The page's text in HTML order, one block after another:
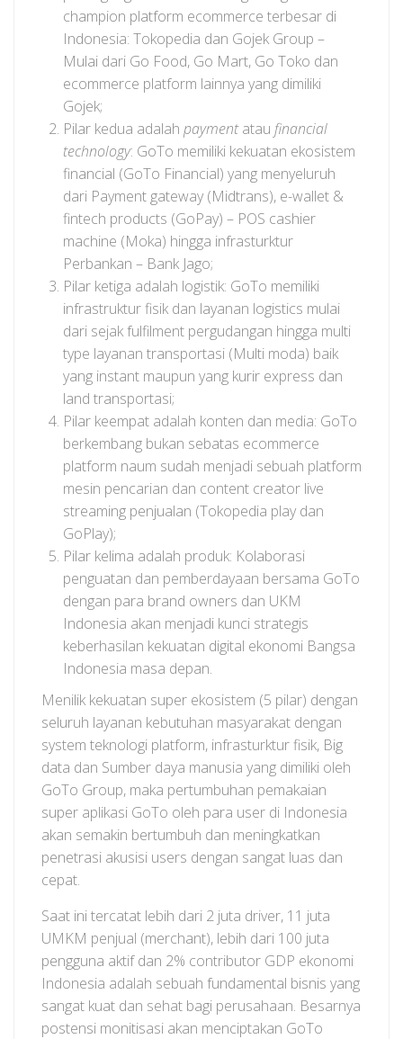
champion platform ecommerce terbesar di
Indonesia: Tokopedia dan Gojek Group –
Mulai dari Go Food, Go Mart, Go Toko dan
ecommerce platform lainnya yang dimiliki
Gojek;
Pilar kedua adalah paymentatau financial
technology: GoTo memiliki kekuatan ekosistem
financial (GoTo Financial) yang menyeluruh
dari Payment gateway (Midtrans), e-wallet &
fintech products (GoPay) – POS cashier
machine (Moka) hingga infrasturktur
Perbankan – Bank Jago;
Pilar ketiga adalah logistik: GoTo memiliki
infrastruktur fisik dan layanan logistics mulai
dari sejak fulfilment pergudangan hingga multi
type layanan transportasi (Multi moda) baik
yang instant maupun yang kurir express dan
land transportasi;
Pilar keempat adalah konten dan media: GoTo
berkembang bukan sebatas ecommerce
platform naum sudah menjadi sebuah platform
mesin pencarian dan content creator live
streaming penjualan (Tokopedia play dan
GoPlay);
Pilar kelima adalah produk: Kolaborasi
penguatan dan pemberdayaan bersama GoTo
dengan para brand owners dan UKM
Indonesia akan menjadi kunci strategis
keberhasilan kekuatan digital ekonomi Bangsa
Indonesia masa depan.
Menilik kekuatan super ekosistem (5 pilar) dengan
seluruh layanan kebutuhan masyarakat dengan
system teknologi platform, infrasturktur fisik, Big
data dan Sumber daya manusia yang dimiliki oleh
GoTo Group, maka pertumbuhan pemakaian
super aplikasi GoTo oleh para user di Indonesia
akan semakin bertumbuh dan meningkatkan
penetrasi akusisi users dengan sangat luas dan
cepat.
Saat ini tercatat lebih dari 2 juta driver, 11 juta
UMKM penjual (merchant), lebih dari 100 juta
pengguna aktif dan 2% contributor GDP ekonomi
Indonesia adalah sebuah fundamental bisnis yang
sangat kuat dan sehat bagi perusahaan. Besarnya
postensi monitisasi akan menciptakan GoTo